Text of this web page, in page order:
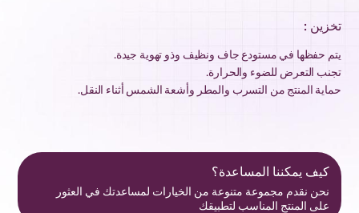
تخزين :
يتم حفظها في مستودع جاف ونظيف وذو تهوية جيدة.
تجنب التعرض للضوء والحرارة.
حماية المنتج من التسرب والمطر وأشعة الشمس أثناء النقل.
كيف يمكننا المساعدة؟
نحن نقدم مجموعة متنوعة من الخيارات لمساعدتك في العثور
على المنتج المناسب لتطبيقك